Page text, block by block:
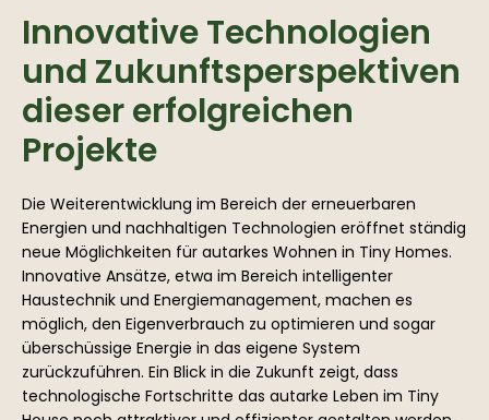
Innovative Technologien
und Zukunftsperspektiven
dieser erfolgreichen
Projekte
Die Weiterentwicklung im Bereich der erneuerbaren
Energien und nachhaltigen Technologien eröffnet ständig
neue Möglichkeiten für autarkes Wohnen in Tiny Homes.
Innovative Ansätze, etwa im Bereich intelligenter
Haustechnik und Energiemanagement, machen es
möglich, den Eigenverbrauch zu optimieren und sogar
überschüssige Energie in das eigene System
zurückzuführen. Ein Blick in die Zukunft zeigt, dass
technologische Fortschritte das autarke Leben im Tiny